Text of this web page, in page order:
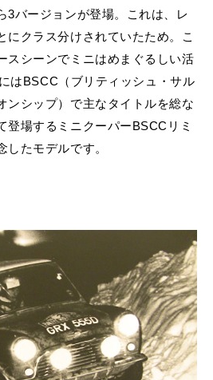
3バージョンが登場。これは、レ
にクラス分けされていたため。こ
スシーンでミニはめまぐるしい活
はBSCC（ブリティッシュ・サル
ンシップ）で主なタイトルを総な
登場する ミニクーパーBSCCリミ
したモデルです。